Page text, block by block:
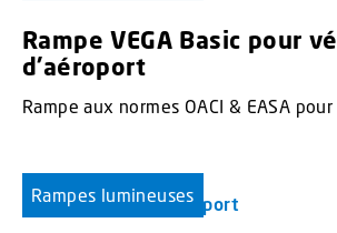
Rampe VEGA Basic pour
d’aéroport
Rampe aux normes OACI & EASA
Rampes lumineuses